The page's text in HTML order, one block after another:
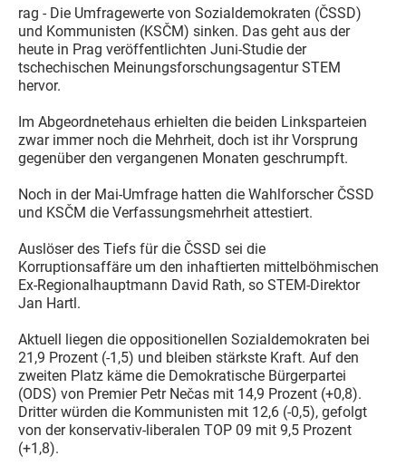
rag - Die Umfragewerte von Sozialdemokraten (ČSSD)
und Kommunisten (KSČM) sinken. Das geht aus der
heute in Prag veröffentlichten Juni-Studie der
tschechischen Meinungsforschungsagentur STEM
hervor.
Im Abgeordnetehaus erhielten die beiden Linksparteien
zwar immer noch die Mehrheit, doch ist ihr Vorsprung
gegenüber den vergangenen Monaten geschrumpft.
Noch in der Mai-Umfrage hatten die Wahlforscher ČSSD
und KSČM die Verfassungsmehrheit attestiert.
Auslöser des Tiefs für die ČSSD sei die
Korruptionsaffäre um den inhaftierten mittelböhmischen
Ex-Regionalhauptmann David Rath, so STEM-Direktor
Jan Hartl.
Aktuell liegen die oppositionellen Sozialdemokraten bei
21,9 Prozent (-1,5) und bleiben stärkste Kraft. Auf den
zweiten Platz käme die Demokratische Bürgerpartei
(ODS) von Premier Petr Nečas mit 14,9 Prozent (+0,8).
Dritter würden die Kommunisten mit 12,6 (-0,5), gefolgt
von der konservativ-liberalen TOP 09 mit 9,5 Prozent
(+1,8).